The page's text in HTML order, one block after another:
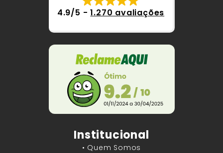
4.9/5 - 1.270 avaliações
Institucional
• Quem Somos